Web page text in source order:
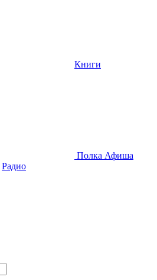
Книги
Полка Афиша
Радио